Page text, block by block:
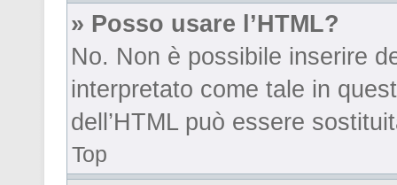
» Posso usare l’HTML?
No. Non è possibile inserire
interpretato come tale in
dell’HTML può essere
Top